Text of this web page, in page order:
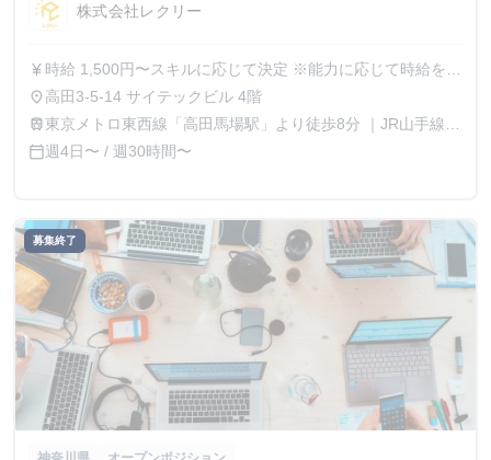
株式会社レクリー
currency_yen 時給 1,500円〜スキルに応じて決定 ※能力に応じて時給を都
度相談可能、成果が時給に直結する環境 ※インターン生に
対して年収1000万円オファーをした実績あり
place 高田3-5-14 サイテックビル 4階
train東京メトロ東西線「高田馬場駅」より徒歩8分 ｜JR山手線
「高田馬場駅」より徒歩9分
calendar_today週4日〜 / 週30時間〜
募集終了